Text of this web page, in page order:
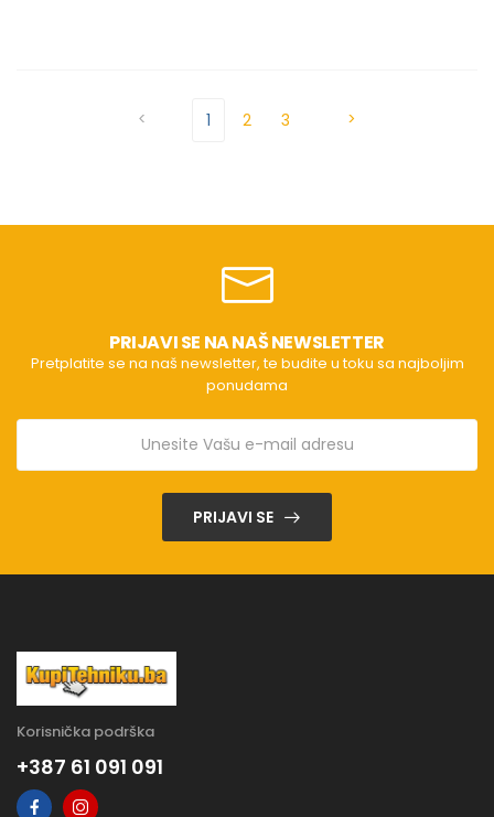
< 1 2 3 >
PRIJAVI SE NA NAŠ NEWSLETTER
Pretplatite se na naš newsletter, te budite u toku sa najboljim
ponudama
PRIJAVI SE
Korisnička podrška
+387 61 091 091